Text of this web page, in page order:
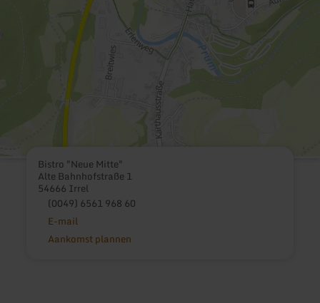
Bistro "Neue Mitte"
Alte Bahnhofstraße 1
54666 Irrel
(0049) 6561 968 60
E-mail
Aankomst plannen